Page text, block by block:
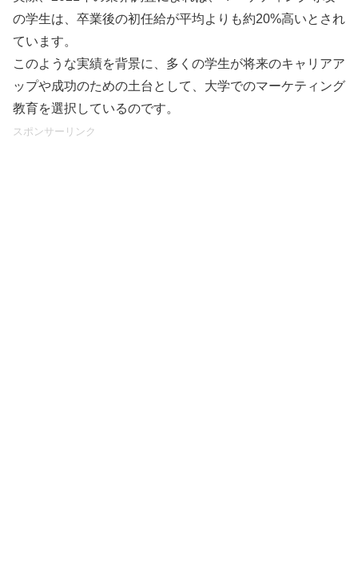
の学生は、卒業後の初任給が平均よりも約20%高いとされ
ています。
このような実績を背景に、多くの学生が将来のキャリアア
ップや成功のための土台として、大学でのマーケティング
教育を選択しているのです。
スポンサーリンク